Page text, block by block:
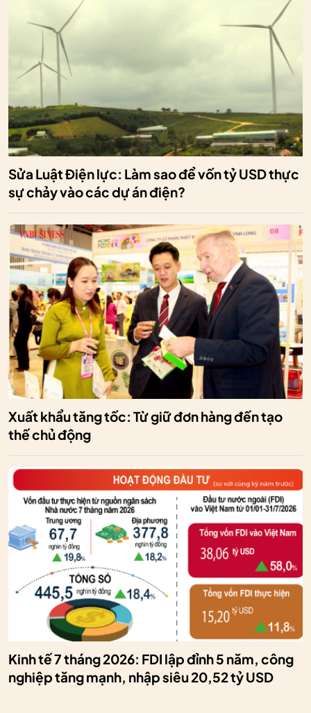
Sửa Luật Điện lực: Làm sao để vốn tỷ USD thực
sự chảy vào các dự án điện?
Xuất khẩu tăng tốc: Từ giữ đơn hàng đến tạo
thế chủ động
Kinh tế 7 tháng 2026: FDI lập đỉnh 5 năm, công
nghiệp tăng mạnh, nhập siêu 20,52 tỷ USD